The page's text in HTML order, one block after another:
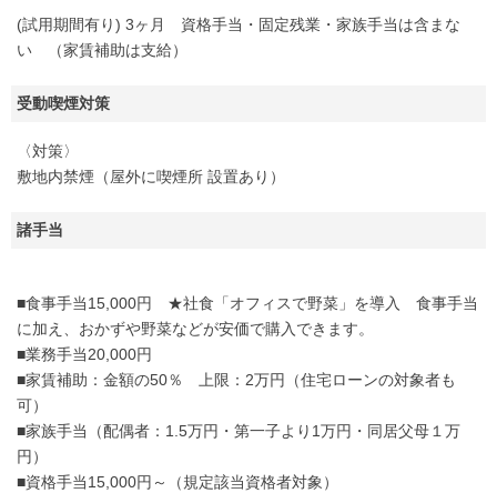
(試用期間有り) 3ヶ月 資格手当・固定残業・家族手当は含まな
い （家賃補助は支給）
受動喫煙対策
〈対策〉
敷地内禁煙（屋外に喫煙所 設置あり）
諸手当
■食事手当15,000円 ★社食「オフィスで野菜」を導入 食事手当
に加え、おかずや野菜などが安価で購入できます。
■業務手当20,000円
■家賃補助：金額の50％ 上限：2万円（住宅ローンの対象者も
可）
■家族手当（配偶者：1.5万円・第一子より1万円・同居父母１万
円）
■資格手当15,000円～（規定該当資格者対象）